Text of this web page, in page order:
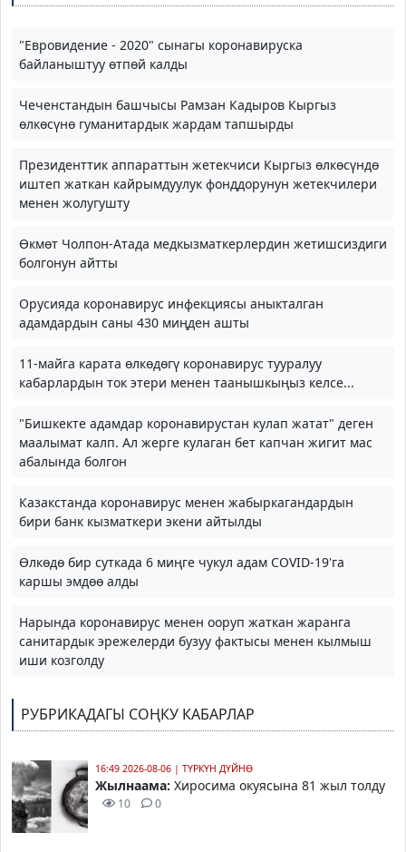
"Евровидение - 2020" сынагы коронавируска
байланыштуу өтпөй калды
Чеченстандын башчысы Рамзан Кадыров Кыргыз
өлкөсүнө гуманитардык жардам тапшырды
Президенттик аппараттын жетекчиси Кыргыз өлкөсүндө
иштеп жаткан кайрымдуулук фонддорунун жетекчилери
менен жолугушту
Өкмөт Чолпон-Атада медкызматкерлердин жетишсиздиги
болгонун айтты
Орусияда коронавирус инфекциясы аныкталган
адамдардын саны 430 миңден ашты
11-майга карата өлкөдөгү коронавирус тууралуу
кабарлардын ток этери менен таанышкыңыз келсе...
"Бишкекте адамдар коронавирустан кулап жатат" деген
маалымат калп. Ал жерге кулаган бет капчан жигит мас
абалында болгон
Казакстанда коронавирус менен жабыркагандардын
бири банк кызматкери экени айтылды
Өлкөдө бир суткада 6 миңге чукул адам COVID-19'га
каршы эмдөө алды
Нарында коронавирус менен ооруп жаткан жаранга
санитардык эрежелерди бузуу фактысы менен кылмыш
иши козголду
РУБРИКАДАГЫ СОҢКУ КАБАРЛАР
16:49 2026-08-06 | ТҮРКҮН ДҮЙНӨ
Жылнаама:Хиросима окуясына 81 жыл толду
10 0